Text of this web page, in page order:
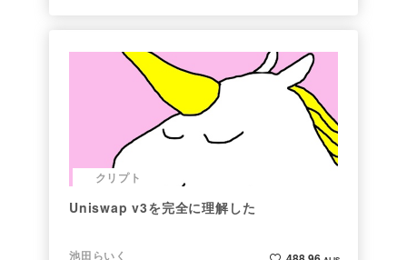
クリプト
Uniswap v3を完全に理解した
池田らいく